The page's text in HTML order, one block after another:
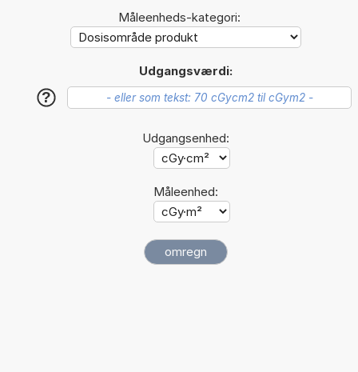
Måleenheds-kategori:
Udgangsværdi:
?
Udgangsenhed:
Måleenhed: